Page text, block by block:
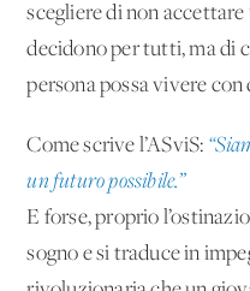
scegliere di non
decidono per tutti, ma di
persona possa vivere con
Come scrive l’ASviS:
un futuro possibile.”
E forse, proprio
sogno e si traduce in